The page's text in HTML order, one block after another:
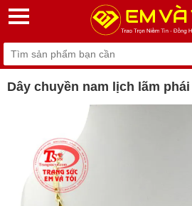
Dây chuyền nam lịch lãm